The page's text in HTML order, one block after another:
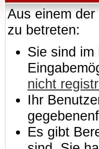
Aus einem
zu betreten:
Sie sind im
nicht
Ihr
Es gibt